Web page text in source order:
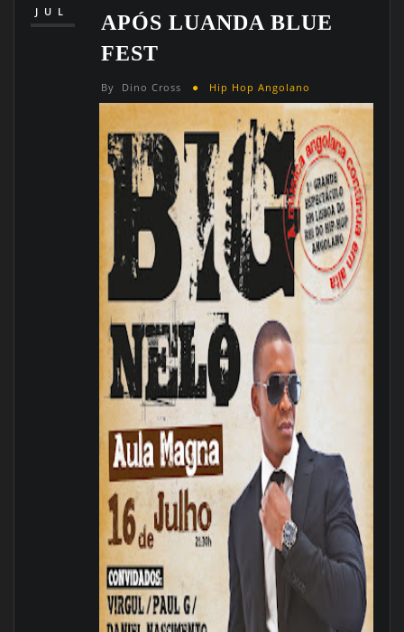
JUL
APÓS LUANDA BLUE
FEST
By Dino Cross Hip Hop Angolano